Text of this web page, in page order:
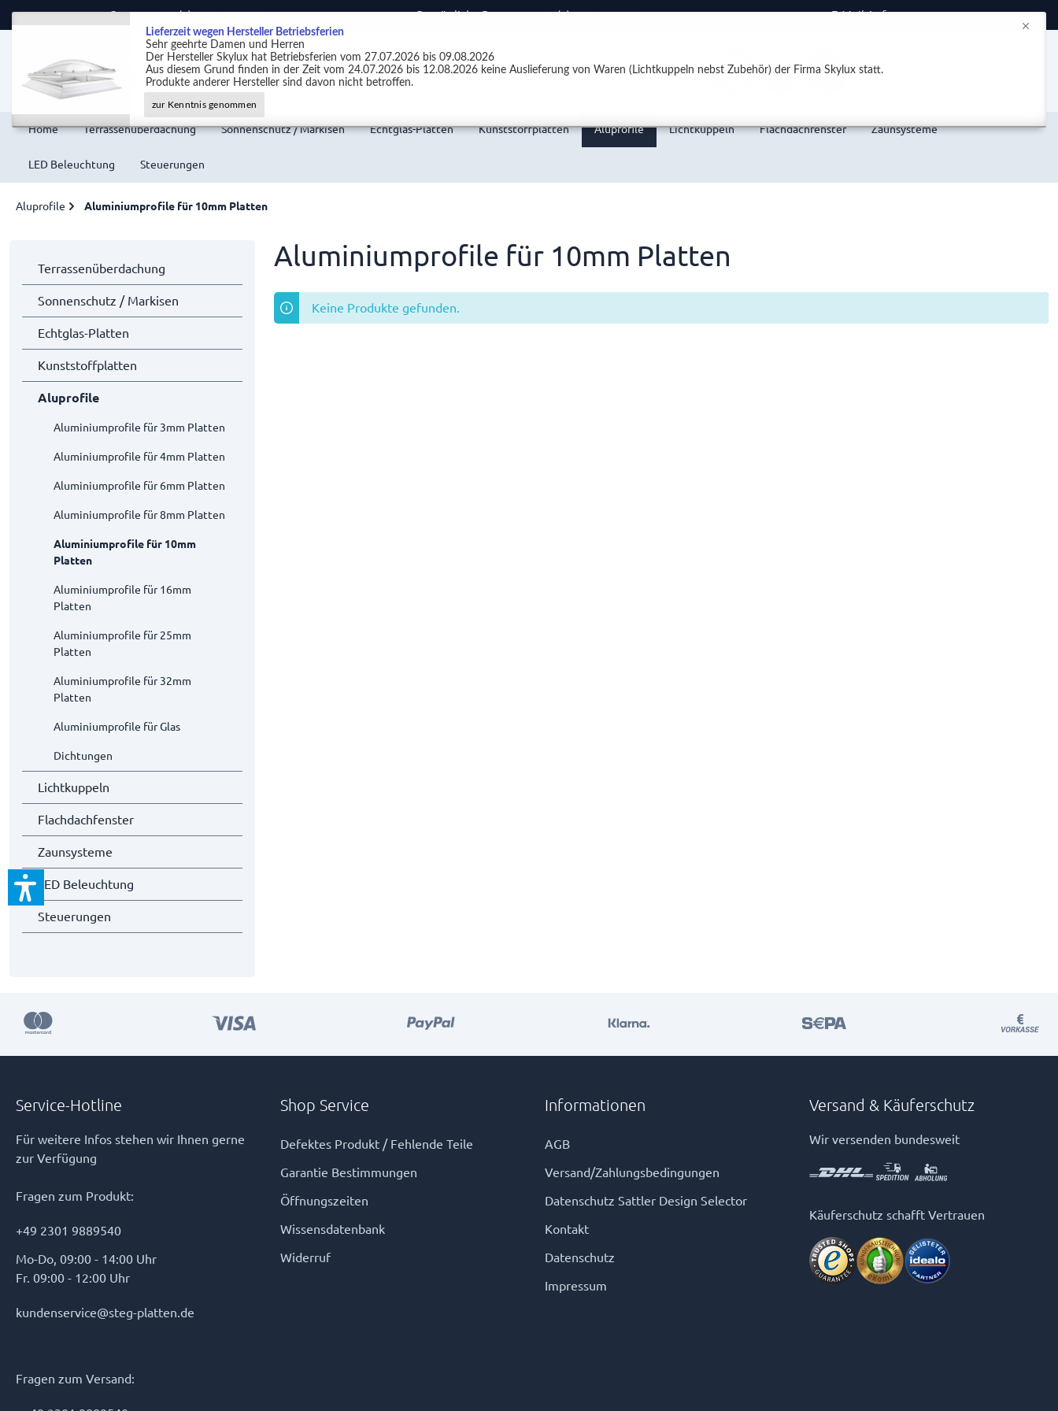
Support +49 (0)2301 9889540 Persönliche Beratung +49 (0)2301 9889540 E-Mail Anfrage
Home Terrassenüberdachung Sonnenschutz / Markisen Echtglas-Platten Kunststoffplatten Aluprofile Lichtkuppeln Flachdachfenster Zaunsysteme
LED Beleuchtung Steuerungen
Aluprofile Aluminiumprofile für 10mm Platten
Terrassenüberdachung
Sonnenschutz / Markisen
Echtglas-Platten
Kunststoffplatten
Aluprofile
Aluminiumprofile für 3mm Platten
Aluminiumprofile für 4mm Platten
Aluminiumprofile für 6mm Platten
Aluminiumprofile für 8mm Platten
Aluminiumprofile für 10mm
Platten
Aluminiumprofile für 16mm
Platten
Aluminiumprofile für 25mm
Platten
Aluminiumprofile für 32mm
Platten
Aluminiumprofile für Glas
Dichtungen
Lichtkuppeln
Flachdachfenster
Zaunsysteme
LED Beleuchtung
Steuerungen
Aluminiumprofile für 10mm Platten
Keine Produkte gefunden.
Service-Hotline
Für weitere Infos stehen wir Ihnen gerne
zur Verfügung
Fragen zum Produkt:
+49 2301 9889540
Mo-Do, 09:00 - 14:00 Uhr
Fr. 09:00 - 12:00 Uhr
kundenservice@steg-platten.de
Fragen zum Versand:
Shop Service
Defektes Produkt / Fehlende Teile
Garantie Bestimmungen
Öffnungszeiten
Wissensdatenbank
Widerruf
Informationen
AGB
Versand/Zahlungsbedingungen
Datenschutz Sattler Design Selector
Kontakt
Datenschutz
Impressum
Versand & Käuferschutz
Wir versenden bundesweit
Käuferschutz schafft Vertrauen
Lieferzeit wegen Hersteller Betriebsferien
Sehr geehrte Damen und Herren
Der Hersteller Skylux hat Betriebsferien vom 27.07.2026 bis 09.08.2026
Aus diesem Grund finden in der Zeit vom 24.07.2026 bis 12.08.2026 keine Auslieferung von Waren (Lichtkuppeln nebst Zubehör) der Firma Skylux statt.
Produkte anderer Hersteller sind davon nicht betroffen.
zur Kenntnis genommen